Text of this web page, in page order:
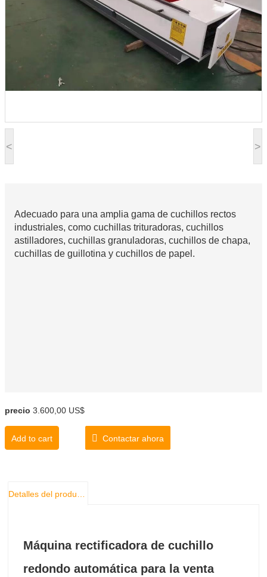
< >
Adecuado para una amplia gama de cuchillos rectos
industriales, como cuchillas trituradoras, cuchillos
astilladores, cuchillas granuladoras, cuchillos de chapa,
cuchillas de guillotina y cuchillos de papel.
precio 3.600,00 US$
Add to cart Contactar ahora
Detalles del producto
Máquina rectificadora de cuchillo
redondo automática para la venta